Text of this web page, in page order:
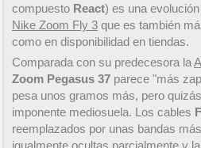
compuesto React) es una
Nike Zoom Fly 3 que es también
como en disponibilidad en tiendas.
Comparada con su predecesora la
Zoom Pegasus 37 parece "más
pesa unos gramos más, pero
imponente mediosuela. Los cables
reemplazados por unas bandas
igualmente ocultas parcialmente y